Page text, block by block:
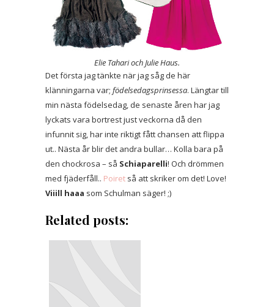
Elie Tahari och Julie Haus.
Det första jag tänkte när jag såg de här
klänningarna var; födelsedagsprinsessa. Längtar till
min nästa födelsedag, de senaste åren har jag
lyckats vara bortrest just veckorna då den
infunnit sig, har inte riktigt fått chansen att flippa
ut.. Nästa år blir det andra bullar… Kolla bara på
den chockrosa – så Schiaparelli! Och drömmen
med fjäderfåll.. Poiret så att skriker om det! Love!
Viiill haaa som Schulman säger! ;)
Related posts: